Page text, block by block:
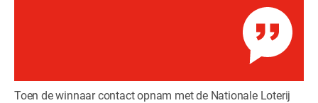
Toen de winnaar contact opnam met de Nationale Loterij